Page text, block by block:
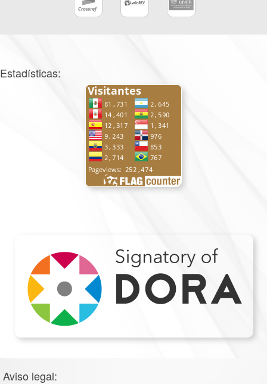
Estadísticas:
Aviso legal: